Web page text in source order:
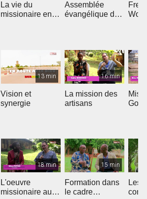
La vie du
missionaire en
Assemblée
évangélique de
Free
13 min
Vision et
synergie
16 min
La mission des
artisans
18 min
L'oeuvre
missionaire au
15 min
Formation dans
le cadre
Les